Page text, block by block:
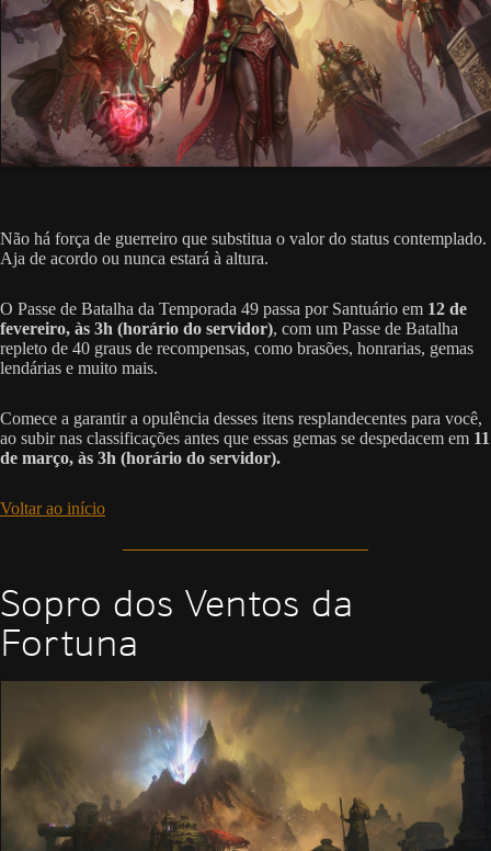
Não há força de guerreiro que substitua o valor do status contemplado.
Aja de acordo ou nunca estará à altura.
O Passe de Batalha da Temporada 49 passa por Santuário em 12 de
fevereiro, às 3h (horário do servidor), com um Passe de Batalha
repleto de 40 graus de recompensas, como brasões, honrarias, gemas
lendárias e muito mais.
Comece a garantir a opulência desses itens resplandecentes para você,
ao subir nas classificações antes que essas gemas se despedacem em 11
de março, às 3h (horário do servidor).
Voltar ao início
Sopro dos Ventos da
Fortuna